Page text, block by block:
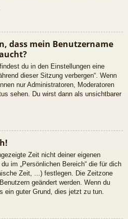
dass mein Benutzername
du in den Einstellungen eine
dieser Sitzung verbergen“. Wenn
nur Administratoren, Moderatoren
sehen. Du wirst dann als unsichtbarer
Zeit nicht deiner eigenen
im „Persönlichen Bereich“ die für dich
Zeit, ...) festlegen. Die Zeitzone
geändert werden. Wenn du
ein guter Grund, dies jetzt zu tun.